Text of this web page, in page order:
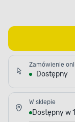
Zamówienie
Dostępny
W sklepie
Dostępny w